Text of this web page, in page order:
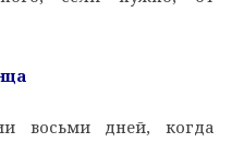
восьми дней, когда